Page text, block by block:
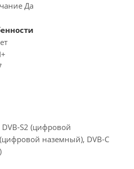
Да
S2 (цифровой
наземный), DVB-С